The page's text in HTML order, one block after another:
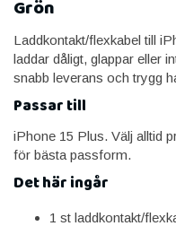
Grön
Laddkontakt/flexkabel till
laddar dåligt, glappar eller
snabb leverans och trygg
Passar till
iPhone 15 Plus. Välj alltid
för bästa passform.
Det här ingår
1 st laddkontakt/